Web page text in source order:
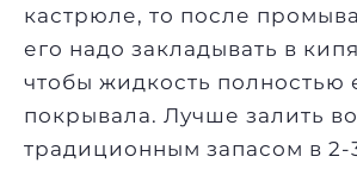
кастрюле, то после
его надо закладывать в
чтобы жидкость полностью
покрывала. Лучше залить
традиционным запасом в 2-